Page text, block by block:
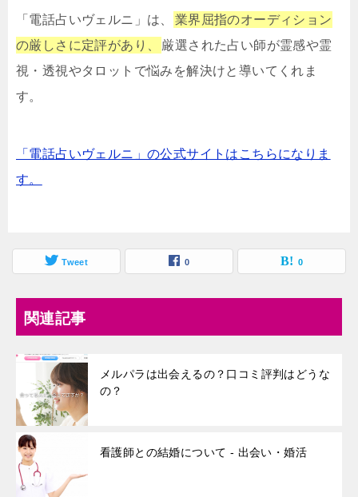
「電話占いヴェルニ」は、
業界屈指のオーディション
の厳しさに定評があり、
厳選された占い師が霊感や霊
視・透視やタロットで悩みを解決けと導いてくれま
す。
「電話占いヴェルニ」の公式サイトはこちらになりま
す。
Tweet 0 0
関連記事
メルパラは出会えるの？口コミ評判はどうな
の？
看護師との結婚について - 出会い・婚活